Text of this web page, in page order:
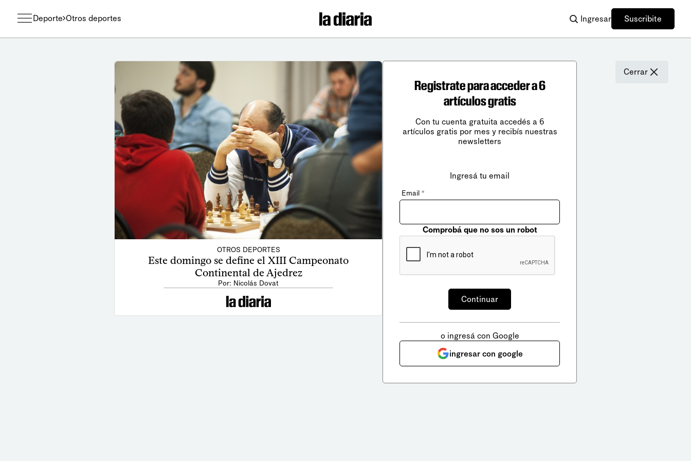
Deporte Otros deportes Ingresar Suscribite
OTROS DEPORTES
Este domingo se define el XIII Campeonato
Continental de Ajedrez
Por: Nicolás Dovat
Cerrar
Registrate para acceder a 6
artículos gratis
Con tu cuenta gratuita accedés a 6
artículos gratis por mes y recibís nuestras
newsletters
Ingresá tu email
Email *
Comprobá que no sos un robot
o ingresá con Google
ingresar con google